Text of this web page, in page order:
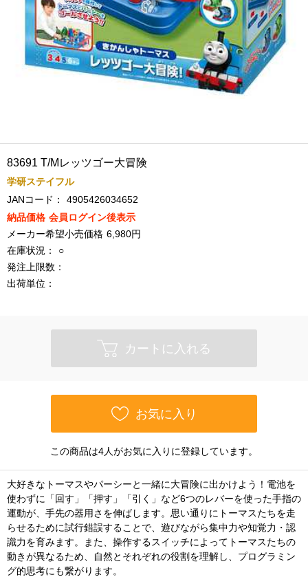
83691 T/Mレッツゴー大冒険
学研ステイフル
JANコード：
4905426034652
納品価格 会員ログイン後表示
メーカー希望小売価格 6,980円
在庫状況：
○
発注上限数：
出荷単位：
カートに入れる
お気に入り
この商品は4人がお気に入りに登録しています。
大好きなトーマスやパーシーと一緒に大冒険に出かけよう！電池を
使わずに「回す」「押す」「引く」など6つのレバーを使った手指の
運動が、手先の器用さを伸ばします。思い通りにトーマスたちを走
らせるために試行錯誤することで、遊びながら集中力や知覚力・認
識力を育みます。また、操作するスイッチによってトーマスたちの
動きが異なるため、自然とそれぞれの役割を理解し、プログラミン
グ的思考にも繋がります。